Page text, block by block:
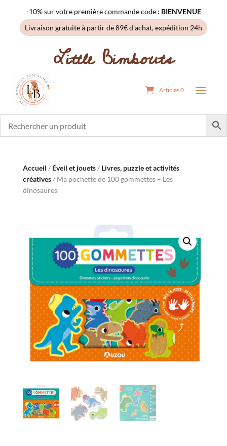
-10% sur votre première commande code : BIENVENUE
Livraison gratuite à partir de 89€ d'achat, expédition 24h
Little Bimbouts
Articles 0
Accueil / Éveil et jouets/ Livres, puzzle et activités
créatives/ Ma pochette de 100 gommettes – Les
dinosaures